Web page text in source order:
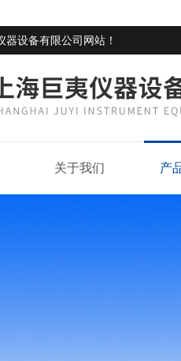
器设备有限公司网站 ！
关于我们 产